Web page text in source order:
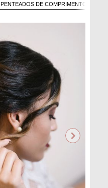
PENTEADOS DE COMPRIMENTO MÉDIO